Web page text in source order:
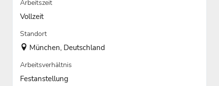
Arbeitszeit
Vollzeit
Standort
München, Deutschland
Arbeitsverhältnis
Festanstellung